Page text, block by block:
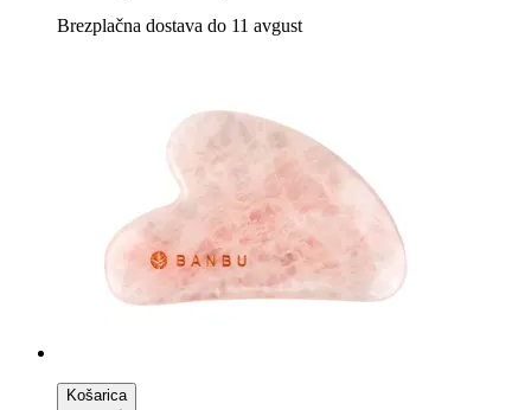
Brezplačna dostava do 11 avgust
Košarica